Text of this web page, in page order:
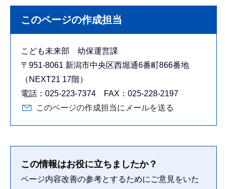
このページの作成担当
こども未来部 幼保運営課
〒951-8061 新潟市中央区西堀通6番町866番地
（NEXT21 17階）
電話：025-223-7374 FAX：025-228-2197
このページの作成担当にメールを送る
この情報はお役に立ちましたか？
ページ内容改善の参考とするためにご意見をいた